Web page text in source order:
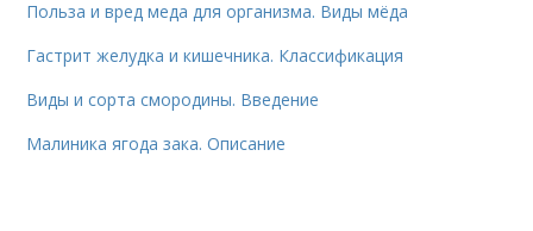
Польза и вред меда для организма. Виды мёда
Гастрит желудка и кишечника. Классификация
Виды и сорта смородины. Введение
Малиника ягода зака. Описание